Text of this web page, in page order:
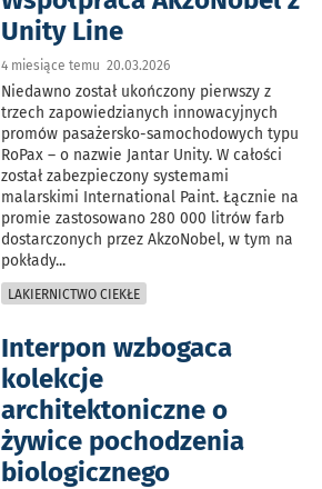
Unity Line
4 miesiące temu 20.03.2026
Niedawno został ukończony pierwszy z
trzech zapowiedzianych innowacyjnych
promów pasażersko-samochodowych typu
RoPax – o nazwie Jantar Unity. W całości
został zabezpieczony systemami
malarskimi International Paint. Łącznie na
promie zastosowano 280 000 litrów farb
dostarczonych przez AkzoNobel, w tym na
pokłady...
LAKIERNICTWO CIEKŁE
Interpon wzbogaca
kolekcje
architektoniczne o
żywice pochodzenia
biologicznego